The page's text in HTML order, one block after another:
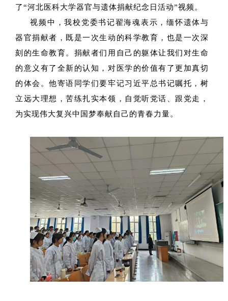
了“河北医科大学器官与遗体捐献纪念日活动”视频。
视频中，我校党委书记翟海魂表示，缅怀遗体与
器官捐献者，既是一次生动的科学教育，也是一次深
刻的生命教育。捐献者们用自己的躯体让我们对生命
的意义有了全新的认知，对医学的价值有了更加真切
的体会。他寄语同学们要牢记习近平总书记嘱托，树
立远大理想，苦练扎实本领，自觉听党话、跟党走，
为实现伟大复兴中国梦奉献自己的青春力量。